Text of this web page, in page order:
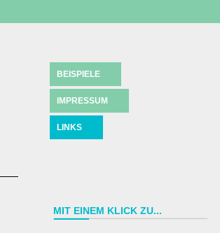
BEISPIELE
IMPRESSUM
LINKS
MIT EINEM KLICK ZU...